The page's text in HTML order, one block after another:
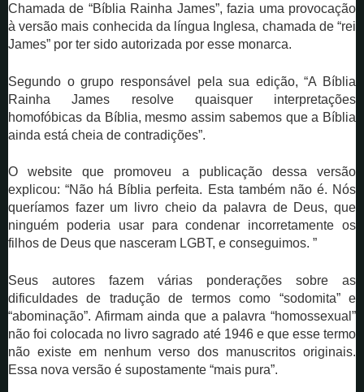
Chamada de “Bíblia Rainha James”, fazia uma provocação
à versão mais conhecida da língua Inglesa, chamada de “rei
James” por ter sido autorizada por esse monarca.
Segundo o grupo responsável pela sua edição, “A Bíblia
Rainha James resolve quaisquer interpretações
homofóbicas da Bíblia, mesmo assim sabemos que a Bíblia
ainda está cheia de contradições”.
O website que promoveu a publicação dessa versão
explicou: “Não há Bíblia perfeita. Esta também não é. Nós
queríamos fazer um livro cheio da palavra de Deus, que
ninguém poderia usar para condenar incorretamente os
filhos de Deus que nasceram LGBT, e conseguimos. ”
Seus autores fazem várias ponderações sobre as
dificuldades de tradução de termos como “sodomita” e
“abominação”. Afirmam ainda que a palavra “homossexual”
não foi colocada no livro sagrado até 1946 e que esse termo
não existe em nenhum verso dos manuscritos originais.
Essa nova versão é supostamente “mais pura”.